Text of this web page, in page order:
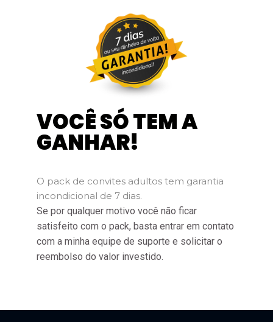
VOCÊ SÓ TEM A
GANHAR!
O pack de convites adultos tem garantia
incondicional de 7 dias.
Se por qualquer motivo você não ficar
satisfeito com o pack, basta entrar em contato
com a minha equipe de suporte e solicitar o
reembolso do valor investido.